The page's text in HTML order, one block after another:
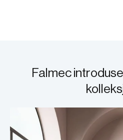
Falmec